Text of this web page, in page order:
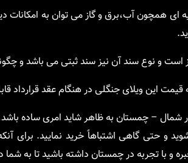
ای همچون آب،برق و گاز می توان به امکانات
است و نوع سند آن نیز سند ثبتی می باشد و
این ویلای جنگلی در هنگام عقد قرارداد
در شمال – چمستان به ظاهر شاید امری ساده
و حتی گاهی اشتباهاً خرید نمایید. برای
و با تجربه در چمستان داشته باشید تا به